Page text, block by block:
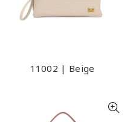
11002 | Beige